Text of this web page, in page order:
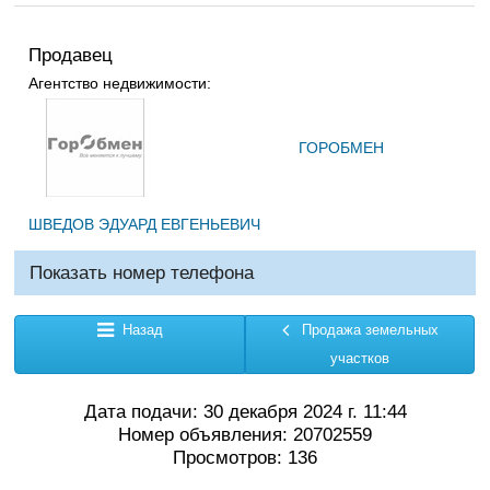
Продавец
Агентство недвижимости:
ГОРОБМЕН
ШВЕДОВ ЭДУАРД ЕВГЕНЬЕВИЧ
Показать номер телефона
Назад
Продажа земельных
участков
Дата подачи: 30 декабря 2024 г. 11:44
Номер объявления: 20702559
Просмотров: 136